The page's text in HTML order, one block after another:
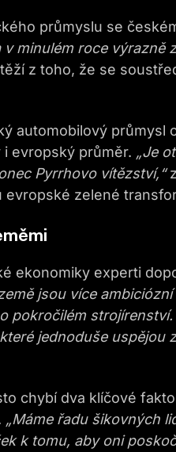
průmyslu se
v minulém roce
z toho, že se
automobilový průmysl
evropský průměr. „Je
Pyrrhovo vítězství,“
zelené
ekonomiky experti
jsou více
pokročilém
jednoduše uspějou
chybí dva klíčové
„Máme řadu šikovných
k tomu, aby oni